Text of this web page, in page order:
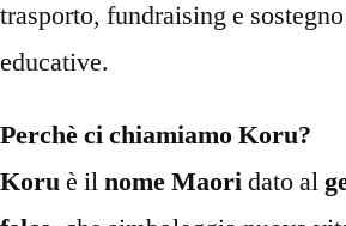
trasporto, fundraising e
educative.
Perchè ci chiamiamo Koru?
Koruè ilnome Maoridato al